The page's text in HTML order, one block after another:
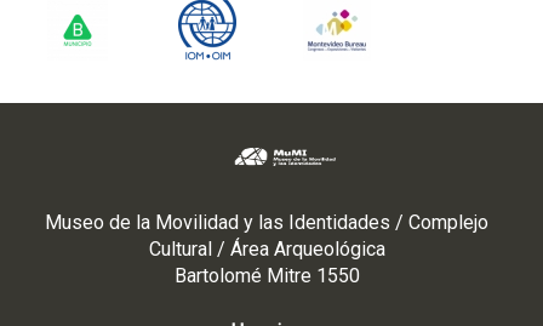
Museo de la Movilidad y las Identidades / Complejo
Cultural / Área Arqueológica
Bartolomé Mitre 1550